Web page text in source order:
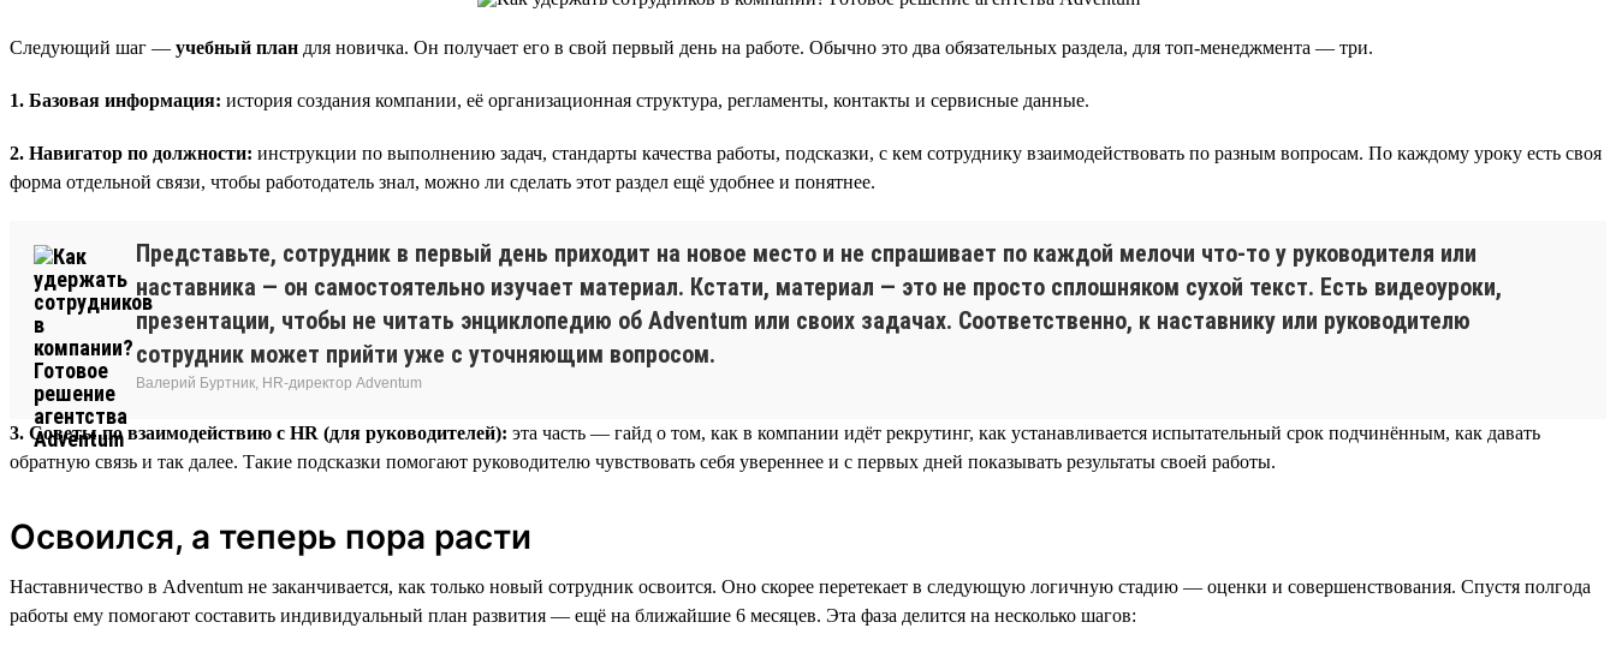
Следующий шаг — учебный план для новичка. Он получает его в свой первый день на работе. Обычно это два обязательных раздела, для топ-менеджмента — три.
1. Базовая информация: история создания компании, её организационная структура, регламенты, контакты и сервисные данные.
2. Навигатор по должности: инструкции по выполнению задач, стандарты качества работы, подсказки, с кем сотруднику взаимодействовать по разным вопросам. По каждому уроку есть своя
форма отдельной связи, чтобы работодатель знал, можно ли сделать этот раздел ещё удобнее и понятнее.
Представьте, сотрудник в первый день приходит на новое место и не спрашивает по каждой мелочи что-то у руководителя или
наставника — он самостоятельно изучает материал. Кстати, материал — это не просто сплошняком сухой текст. Есть видеоуроки,
презентации, чтобы не читать энциклопедию об Adventum или своих задачах. Соответственно, к наставнику или руководителю
сотрудник может прийти уже с уточняющим вопросом.
Валерий Буртник, HR-директор Adventum
3. Советы по взаимодействию с HR (для руководителей): эта часть — гайд о том, как в компании идёт рекрутинг, как устанавливается испытательный срок подчинённым, как давать
обратную связь и так далее. Такие подсказки помогают руководителю чувствовать себя увереннее и с первых дней показывать результаты своей работы.
Освоился, а теперь пора расти
Наставничество в Adventum не заканчивается, как только новый сотрудник освоится. Оно скорее перетекает в следующую логичную стадию — оценки и совершенствования. Спустя полгода
работы ему помогают составить индивидуальный план развития — ещё на ближайшие 6 месяцев. Эта фаза делится на несколько шагов: